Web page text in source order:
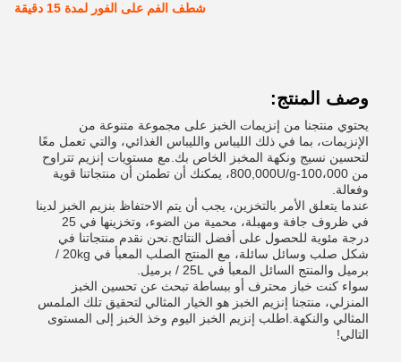
شطف الفم على الفور لمدة 15 دقيقة
وصف المنتج:
يحتوي منتجنا من إنزيمات الخبز على مجموعة متنوعة من
الإنزيمات، بما في ذلك الليباس والليباس الغذائي، والتي تعمل معًا
لتحسين نسيج ونكهة المخبز الخاص بك.مع مستويات إنزيم تتراوح
من 100،000-800,000U/g، يمكنك أن تطمئن أن منتجاتنا قوية
وفعالة.
عندما يتعلق الأمر بالتخزين، يجب أن يتم الاحتفاظ بنزيم الخبز لدينا
في ظروف جافة ومهبلة، محمية من الضوء، وتخزينها في 25
درجة مئوية للحصول على أفضل النتائج.نحن نقدم منتجاتنا في
شكل صلب وسائل سائلة، مع المنتج الصلب المعبأ في 20kg /
برميل والمنتج السائل المعبأ في 25L / برميل.
سواء كنت خباز محترف أو ببساطة تبحث عن تحسين الخبز
المنزلي، منتجنا إنزيم الخبز هو الخيار المثالي لتحقيق تلك الملمس
المثالي والنكهة.اطلب إنزيم الخبز اليوم وخذ الخبز إلى المستوى
التالي!